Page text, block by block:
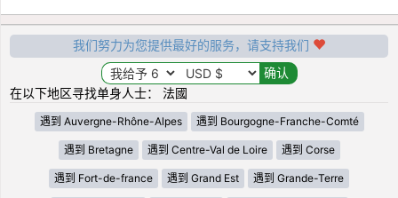
我们努力为您提供最好的服务，请支持我们
在以下地区寻找单身人士： 法國
遇到 Auvergne-Rhône-Alpes 遇到 Bourgogne-Franche-Comté
遇到 Bretagne 遇到 Centre-Val de Loire 遇到 Corse
遇到 Fort-de-france 遇到 Grand Est 遇到 Grande-Terre